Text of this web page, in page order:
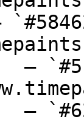
—
—